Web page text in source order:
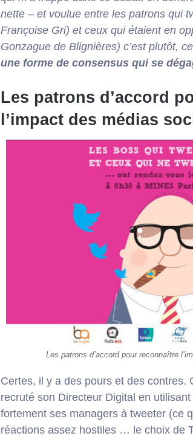
nette – et voulue entre les patrons qui
Françoise Gri) et ceux qui étaient en
Gonzague de Blignières) c’est plutôt,
une forme de consensus qui se
Les patrons d’accord
l’impact des médias
Les patrons d’accord pour reconnaître
Certes, il y a des pours et des contres.
recruté son Directeur Digital en
fortement ses managers à tweeter (ce
réactions assez hostiles … le choix de